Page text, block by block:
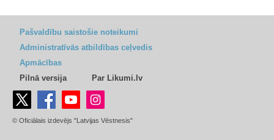
Pašvaldību saistošie noteikumi
Administratīvās atbildības ceļvedis
Apmācības
Pilnā versija
Par Likumi.lv
© Oficiālais izdevējs "Latvijas Vēstnesis"